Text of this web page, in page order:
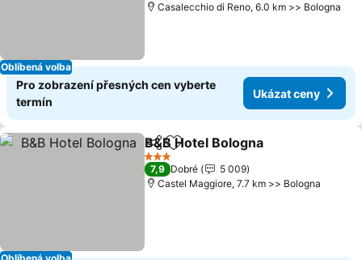
Oblíbená volba
Casalecchio di Reno, 6.0 km >> Bologna
Pro zobrazení přesných cen vyberte
termín
Ukázat ceny
SdíletPřidat na seznam oblíbených
B&B Hotel Bologna
3 Počet hvězdiček
7,9 Dobré
5 009
Castel Maggiore, 7.7 km >> Bologna